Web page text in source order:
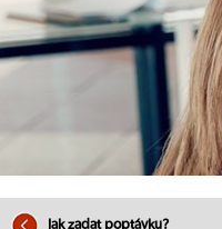
Jak zadat poptávku?